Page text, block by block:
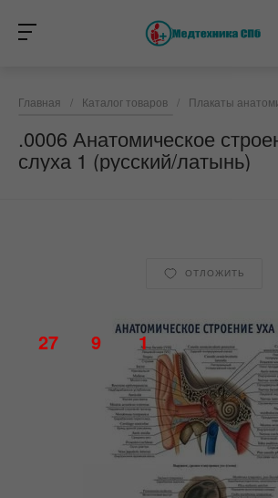
Главная / Каталог товаров / Плакаты
.0006 Анатомическое
слуха 1 (русский/латынь)
ОТЛОЖИТЬ
27 9 1